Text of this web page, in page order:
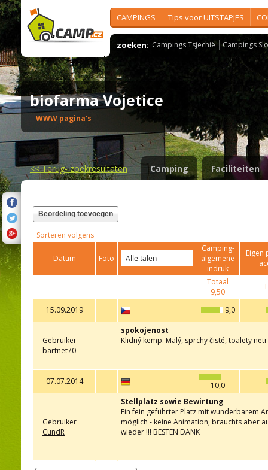
CAMPINGS Tips voor UITSTAPJES
zoeken: Campings Tsjechië Campings
biofarma Vojetice
WWW pagina's
<<Terug- zoekresultaten Camping Faciliteiten
Beordeling toevoegen
Sorteren volgens
Datum Foto
Camping-
algemene
indruk
Eigen
Totaal
9,50
15.09.2019 9,0
Gebruiker
bartnet70
spokojenost
Klidný kemp. Malý, sprchy čisté, toalety
07.07.2014 10,0
Gebruiker
CundR
Stellplatz sowie Bewirtung
Ein fein geführter Platz mit wunderbarem
möglich - keine Animation, brauchts aber
wieder !!! BESTEN DANK